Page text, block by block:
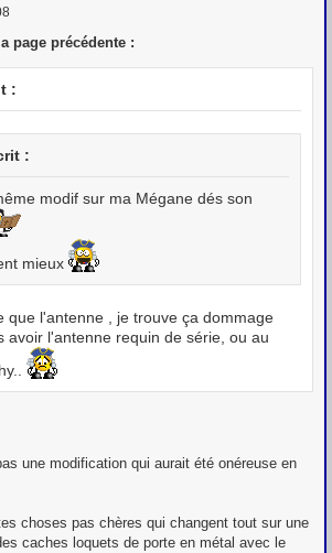
page précédente :
:
:
modif sur ma Mégane dés son
mieux
que l'antenne , je trouve ça dommage
avoir l'antenne requin de série, ou au
une modification qui aurait été onéreuse en
choses pas chères qui changent tout sur une
caches loquets de porte en métal avec le